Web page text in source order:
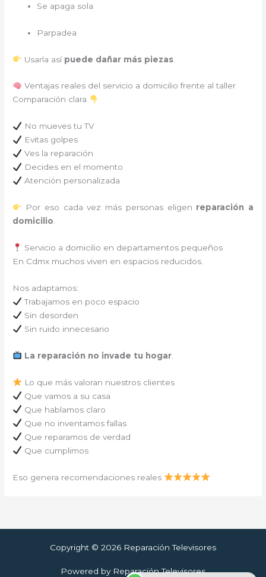
Se apaga sola
Parpadea
Usarla así puede dañar más piezas.
Ventajas reales del servicio a domicilio frente al taller
Comparación clara
No mueves tu TV
Evitas golpes
Ves la reparación
Decides en el momento
Atención personalizada
Por eso cada vez más personas eligen reparación a
domicilio
Servicio a domicilio en departamentos pequeños
En Cdmx muchos viven en espacios reducidos.
Nos adaptamos:
Trabajamos en poco espacio
Sin desorden
Sin ruido innecesario
La reparación no invade tu hogar.
Lo que más valoran nuestros clientes
Que vamos a su casa
Que hablamos claro
Que no inventamos fallas
Que reparamos de verdad
Que cumplimos
Eso genera recomendaciones reales
Copyright © 2026 Reparación Televisores
Powered by Reparación Televisores